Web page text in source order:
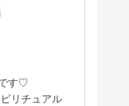
す♡
リチュアル